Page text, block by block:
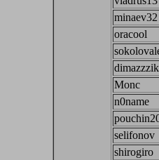
minaev32
oracool
dimazzzik
Monc
n0name
selifonov
shirogiro